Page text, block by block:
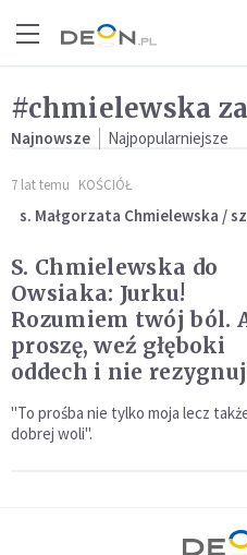
#chmielewska
Najnowsze Najpopularniejsze
7 lat temu KOŚCIÓŁ
s. Małgorzata Chmielewska / sz
S. Chmielewska do
Owsiaka: Jurku!
Rozumiem twój ból.
proszę, weź głęboki
oddech i nie rezygnuj
"To prośba nie tylko moja lecz
dobrej woli".